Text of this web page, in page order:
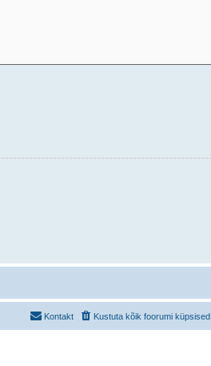
Kustuta kõik foorumi küpsised
Kontakt